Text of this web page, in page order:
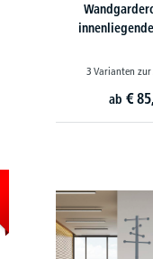
3 Varianten zur
ab€